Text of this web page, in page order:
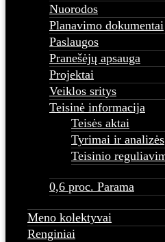
Nuorodos
Planavimo dokumentai
Paslaugos
Pranešėjų apsauga
Projektai
Veiklos sritys
Teisinė informacija
Teisės aktai
Tyrimai ir analizės
Teisinio
0,6 proc. Parama
Meno kolektyvai
Renginiai